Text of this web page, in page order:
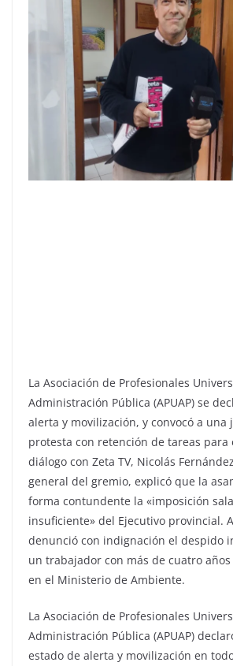
La Asociación de Profesionales
Administración Pública (APUAP) se
alerta y movilización, y convocó a una
protesta con retención de tareas para
diálogo con Zeta TV, Nicolás
general del gremio, explicó que la
forma contundente la «imposición
insuficiente» del Ejecutivo provincial.
denunció con indignación el despido
un trabajador con más de cuatro
en el Ministerio de Ambiente.
​La Asociación de Profesionales
Administración Pública (APUAP)
estado de alerta y movilización en